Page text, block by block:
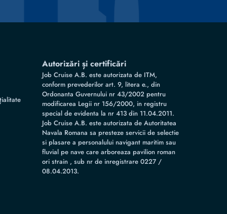
Autorizări și certificări
Job Cruise A.B. este autorizata de ITM,
conform prevederilor art. 9, litera e., din
Ordonanta Guvernului nr 43/2002 pentru
modificarea Legii nr 156/2000, in registru
special de evidenta la nr 413 din 11.04.2011.
Job Cruise A.B. este autorizata de Autoritatea
Navala Romana sa presteze servicii de selectie
si plasare a personalului navigant maritim sau
fluvial pe nave care arboreaza pavilion roman
ori strain , sub nr de inregistrare 0227 /
08.04.2013.